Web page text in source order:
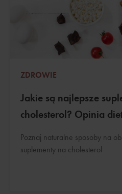
ZDROWIE
Jakie są najlepsze
cholesterol? Opinia
Poznaj naturalne sposoby na
suplementy na cholesterol